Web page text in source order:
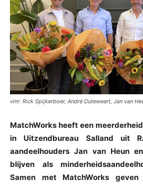
vlnr: Rick Spijkerboer, André Duteweert, Jan van
MatchWorks heeft een
in Uitzendbureau Salland uit
aandeelhouders Jan van Heun
blijven als
Samen met MatchWorks